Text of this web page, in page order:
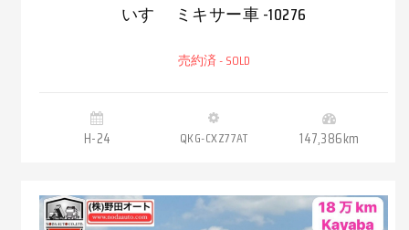
いすゞ ミキサー車 -10276
売約済 - SOLD
H-24 QKG-CXZ77AT 147,386km